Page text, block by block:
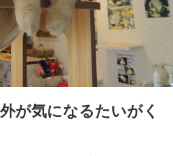
が気になるたいがく